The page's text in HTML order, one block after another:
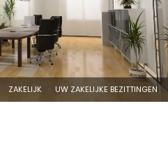
ZAKELIJK UW ZAKELIJKE BEZITTINGEN